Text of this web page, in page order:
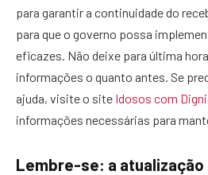
para garantir a continuidade do
para que o governo possa
eficazes. Não deixe para última
informações o quanto antes. Se
ajuda, visite o site Idosos com
informações necessárias para
Lembre-se: a atualização